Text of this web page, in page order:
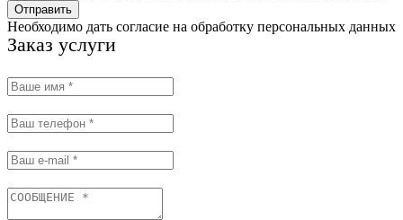
Отправить
Необходимо дать согласие на обработку персональных данных
Заказ услуги